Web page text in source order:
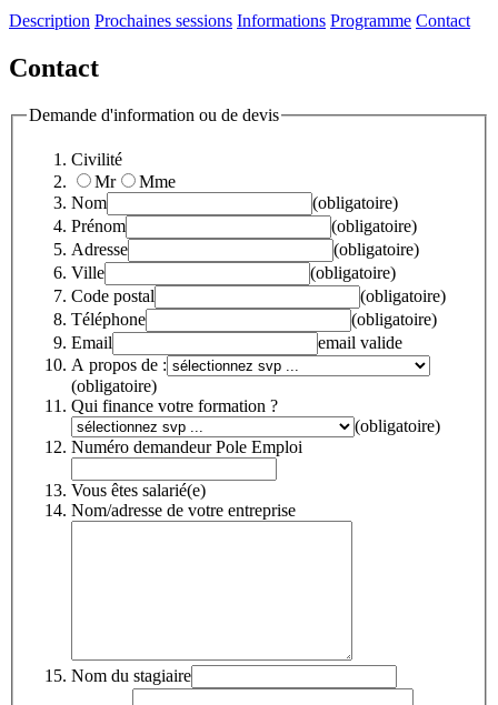
Description Prochaines sessions Informations Programme Contact
Contact
Demande d'information ou de devis
Civilité
Mr
Mme
Nom
(obligatoire)
Prénom
(obligatoire)
Adresse
(obligatoire)
Ville
(obligatoire)
Code postal
(obligatoire)
Téléphone
(obligatoire)
Email
email valide
A propos de :
(obligatoire)
Qui finance votre formation ?
(obligatoire)
Numéro demandeur Pole Emploi
Vous êtes salarié(e)
Nom/adresse de votre entreprise
Nom du stagiaire